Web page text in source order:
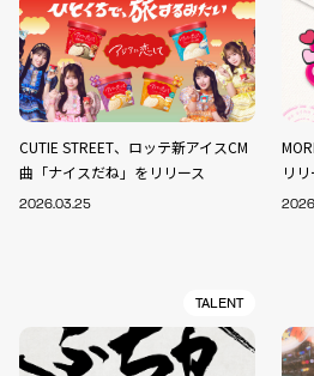
CUTIE STREET、ロッテ新アイスCM
曲「ナイスだね」をリリース
2026.03.25
リリ
TALENT